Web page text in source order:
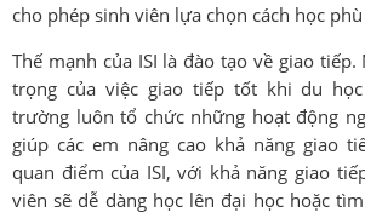
cho phép sinh viên lựa chọn cách học
Thế mạnh của ISI là đào tạo về giao
trọng của việc giao tiếp tốt khi du
trường luôn tổ chức những hoạt động
giúp các em nâng cao khả năng giao
quan điểm của ISI, với khả năng giao
viên sẽ dễ dàng học lên đại học hoặc